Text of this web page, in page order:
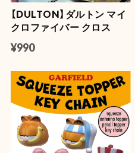
【DULTON】ダルトン マイ
クロファイバー クロス
¥990